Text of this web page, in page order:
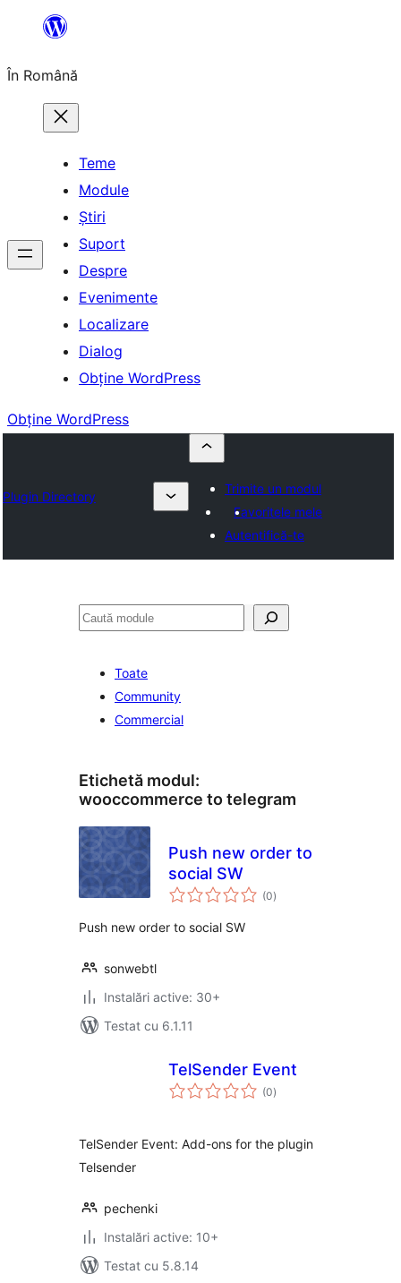
conținut
În Română
Teme
Module
Știri
Suport
Despre
Evenimente
Localizare
Dialog
Obține WordPress
Obține WordPress
Plugin Directory
Trimite un modul
Favoritele mele
Autentifică-te
Caută
Toate
Community
Commercial
Etichetă modul:
wooccommerce to telegram
Push new order to
social SW
(0total
aprecieri
)
Push new order to social SW
sonwebtl
Instalări active: 30+
Testat cu 6.1.11
TelSender Event
(0total
aprecieri
)
TelSender Event: Add-ons for the plugin
Telsender
pechenki
Instalări active: 10+
Testat cu 5.8.14